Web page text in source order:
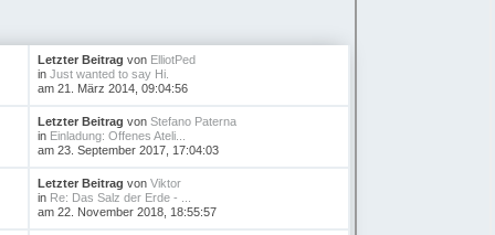
Letzter Beitrag von ElliotPed
inJust wanted to say Hi.
am 21. März 2014, 09:04:56
Letzter Beitrag vonStefano Paterna
in Einladung: Offenes Ateli...
am 23. September 2017, 17:04:03
Letzter Beitrag vonViktor
in Re: Das Salz der Erde - ...
am 22. November 2018, 18:55:57